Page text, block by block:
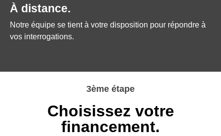
À distance.
Notre équipe se tient à votre disposition pour répondre à
vos interrogations.
3ème étape
Choisissez votre
financement.